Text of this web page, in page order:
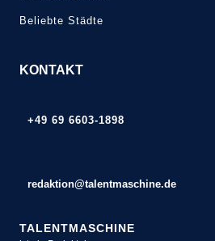
Beliebte Städte
KONTAKT
+49 69 6603-1898
redaktion@talentmaschine.de
TALENTMASCHINE